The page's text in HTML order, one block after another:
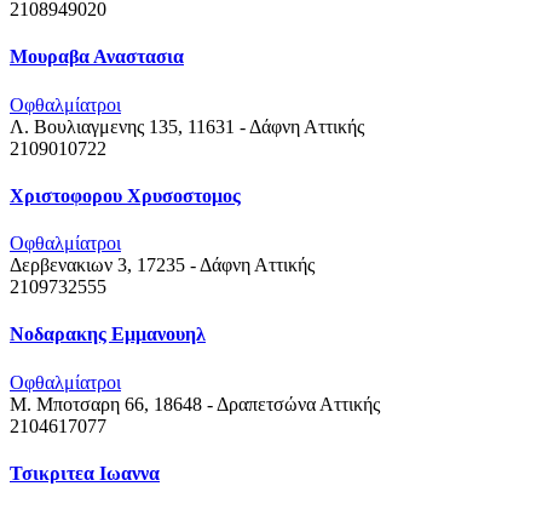
2108949020
Μουραβα Αναστασια
Οφθαλμίατροι
Λ. Βουλιαγμενης 135, 11631 - Δάφνη Αττικής
2109010722
Χριστοφορου Χρυσοστομος
Οφθαλμίατροι
Δερβενακιων 3, 17235 - Δάφνη Αττικής
2109732555
Νοδαρακης Εμμανουηλ
Οφθαλμίατροι
Μ. Μποτσαρη 66, 18648 - Δραπετσώνα Αττικής
2104617077
Τσικριτεα Ιωαννα